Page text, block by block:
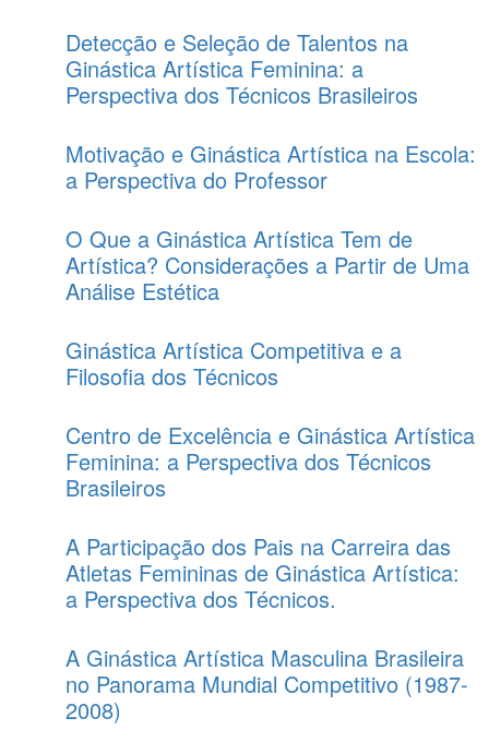
Detecção e Seleção de Talentos na
Ginástica Artística Feminina: a
Perspectiva dos Técnicos Brasileiros
Motivação e Ginástica Artística na Escola:
a Perspectiva do Professor
O Que a Ginástica Artística Tem de
Artística? Considerações a Partir de Uma
Análise Estética
Ginástica Artística Competitiva e a
Filosofia dos Técnicos
Centro de Excelência e Ginástica Artística
Feminina: a Perspectiva dos Técnicos
Brasileiros
A Participação dos Pais na Carreira das
Atletas Femininas de Ginástica Artística:
a Perspectiva dos Técnicos.
A Ginástica Artística Masculina Brasileira
no Panorama Mundial Competitivo (1987-
2008)